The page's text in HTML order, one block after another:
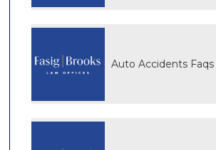
Auto Accidents Faqs